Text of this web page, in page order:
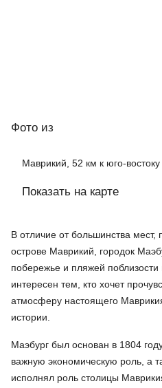
Фото из
Маврикий, 52 км к юго-
Показать на карте
В отличие от большинства
острове Маврикий, городок
побережье и пляжей поблизости
интересен тем, кто хочет
атмосферу настоящего
истории.
Маэбург был основан в 1804
важную экономическую роль, а
исполнял роль столицы